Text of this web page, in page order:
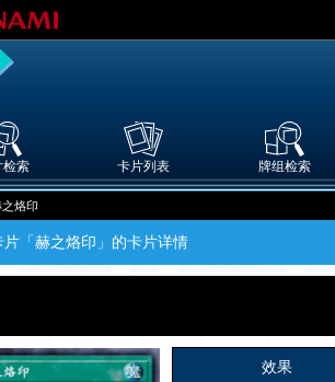
检索 卡片列表 牌组检索
之烙印
片「赫之烙印」的卡片详情
效果